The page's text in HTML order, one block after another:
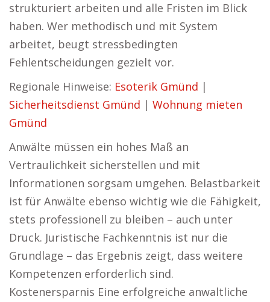
strukturiert arbeiten und alle Fristen im Blick
haben. Wer methodisch und mit System
arbeitet, beugt stressbedingten
Fehlentscheidungen gezielt vor.
Regionale Hinweise: Esoterik Gmünd |
Sicherheitsdienst Gmünd | Wohnung mieten
Gmünd
Anwälte müssen ein hohes Maß an
Vertraulichkeit sicherstellen und mit
Informationen sorgsam umgehen. Belastbarkeit
ist für Anwälte ebenso wichtig wie die Fähigkeit,
stets professionell zu bleiben – auch unter
Druck. Juristische Fachkenntnis ist nur die
Grundlage – das Ergebnis zeigt, dass weitere
Kompetenzen erforderlich sind.
Kostenersparnis Eine erfolgreiche anwaltliche